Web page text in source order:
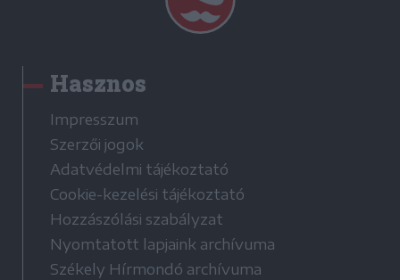
Hasznos
Impresszum
Szerzői jogok
Adatvédelmi tájékoztató
Cookie-kezelési tájékoztató
Hozzászólási szabályzat
Nyomtatott lapjaink archívuma
Székely Hírmondó archívuma